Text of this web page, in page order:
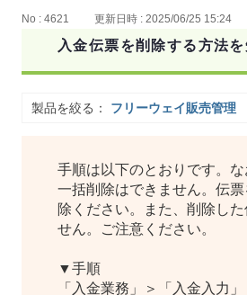
No : 4621 更新日時 : 2025/06/25 15:24
入金伝票を削除する方法を
製品を絞る： フリーウェイ販売管理
手順は以下のとおりです。
一括削除はできません。伝
除ください。また、削除し
せん。ご注意ください。
▼手順
「入金業務」＞「入金入力